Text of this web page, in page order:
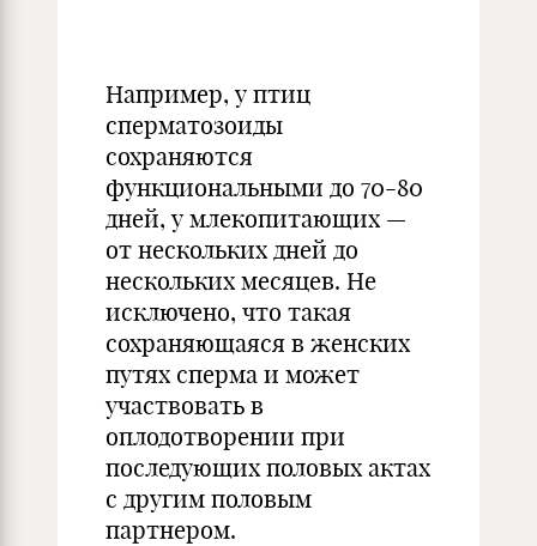
Например, у птиц
сперматозоиды
сохраняются
функциональными до 70-80
дней, у млекопитающих —
от нескольких дней до
нескольких месяцев. Не
исключено, что такая
сохраняющаяся в женских
путях сперма и может
участвовать в
оплодотворении при
последующих половых актах
с другим половым
партнером.